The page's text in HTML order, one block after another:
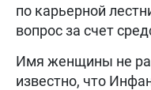
по карьерной
вопрос за счет
Имя женщины не
известно, что